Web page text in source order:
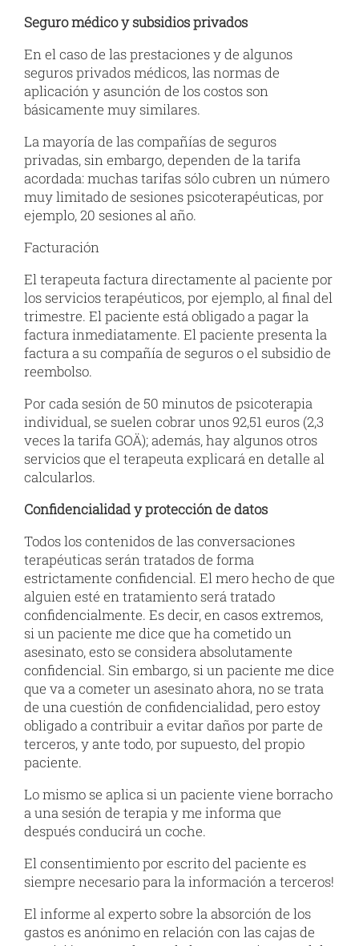
Seguro médico y subsidios privados
En el caso de las prestaciones y de algunos
seguros privados médicos, las normas de
aplicación y asunción de los costos son
básicamente muy similares.
La mayoría de las compañías de seguros
privadas, sin embargo, dependen de la tarifa
acordada: muchas tarifas sólo cubren un número
muy limitado de sesiones psicoterapéuticas, por
ejemplo, 20 sesiones al año.
Facturación
El terapeuta factura directamente al paciente por
los servicios terapéuticos, por ejemplo, al final del
trimestre. El paciente está obligado a pagar la
factura inmediatamente. El paciente presenta la
factura a su compañía de seguros o el subsidio de
reembolso.
Por cada sesión de 50 minutos de psicoterapia
individual, se suelen cobrar unos 92,51 euros (2,3
veces la tarifa GOÄ); además, hay algunos otros
servicios que el terapeuta explicará en detalle al
calcularlos.
Confidencialidad y protección de datos
Todos los contenidos de las conversaciones
terapéuticas serán tratados de forma
estrictamente confidencial. El mero hecho de que
alguien esté en tratamiento será tratado
confidencialmente. Es decir, en casos extremos,
si un paciente me dice que ha cometido un
asesinato, esto se considera absolutamente
confidencial. Sin embargo, si un paciente me dice
que va a cometer un asesinato ahora, no se trata
de una cuestión de confidencialidad, pero estoy
obligado a contribuir a evitar daños por parte de
terceros, y ante todo, por supuesto, del propio
paciente.
Lo mismo se aplica si un paciente viene borracho
a una sesión de terapia y me informa que
después conducirá un coche.
El consentimiento por escrito del paciente es
siempre necesario para la información a terceros!
El informe al experto sobre la absorción de los
gastos es anónimo en relación con las cajas de